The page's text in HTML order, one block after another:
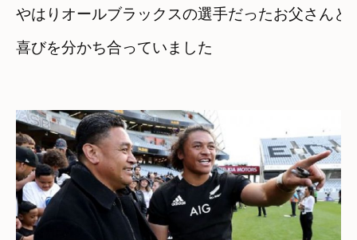
やはりオールブラックスの選手だったお父さんと
喜びを分かち合っていました